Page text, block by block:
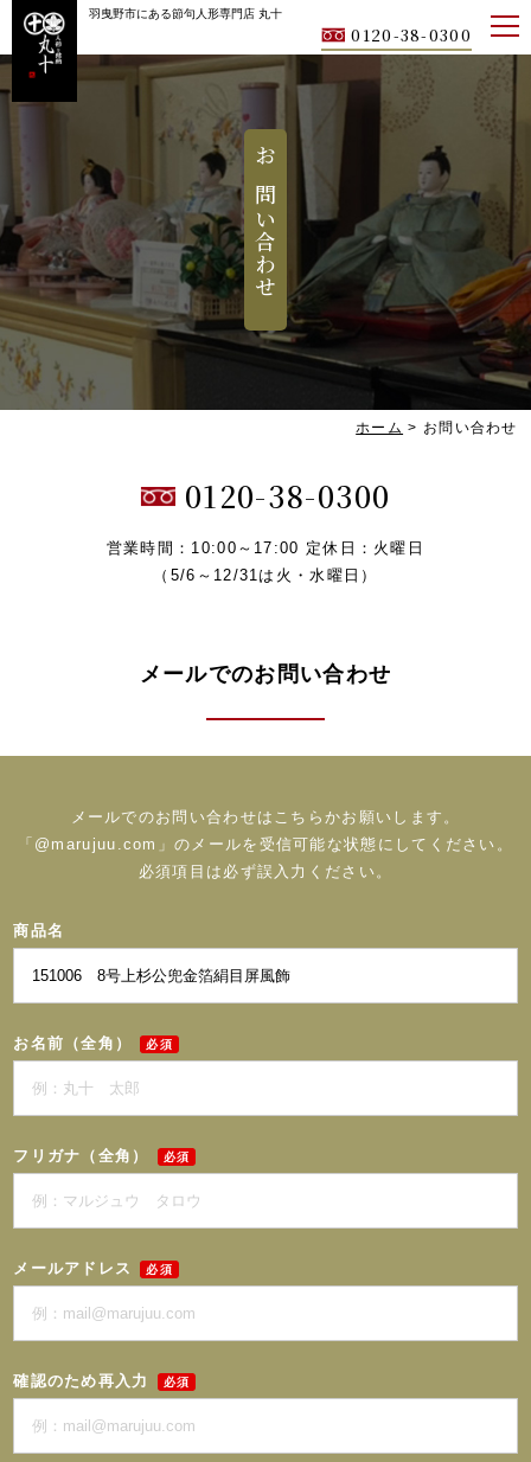
羽曳野市にある節句人形専門店 丸十
0120-38-0300
お問い合わせ
ホーム > お問い合わせ
0120-38-0300
営業時間：10:00～17:00 定休日：火曜日
（5/6～12/31は火・水曜日）
メールでのお問い合わせ
メールでのお問い合わせはこちらかお願いします。
「@marujuu.com」のメールを受信可能な状態にしてください。
必須項目は必ず誤入力ください。
商品名
お名前（全角） 必須
フリガナ（全角） 必須
メールアドレス 必須
確認のため再入力 必須